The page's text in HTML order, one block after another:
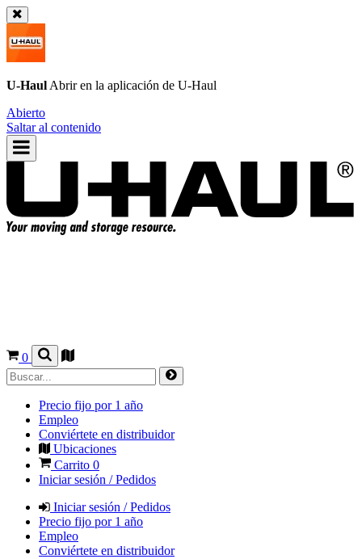
U-Haul Abrir en la aplicación de U-Haul
Abierto
Saltar al contenido
0
Precio fijo por 1 año
Empleo
Conviértete en distribuidor
Ubicaciones
Carrito 0
Iniciar sesión / Pedidos
Iniciar sesión / Pedidos
Precio fijo por 1 año
Empleo
Conviértete en distribuidor